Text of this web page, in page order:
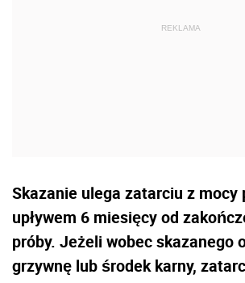
Skazanie ulega zatarciu z mocy
upływem 6 miesięcy od
próby. Jeżeli wobec skazanego
grzywnę lub środek karny,